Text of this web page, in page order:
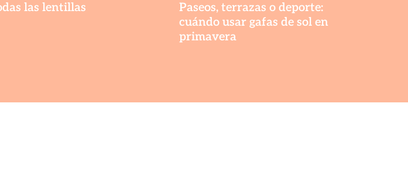
las lentillas
Paseos, terrazas o deporte:
cuándo usar gafas de sol en
primavera